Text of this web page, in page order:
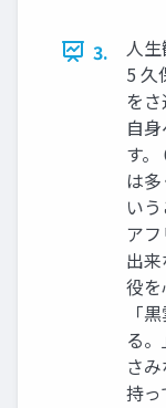
3.
人
5 久
を
自
す
は
い
ア
出
役
「
る
さ
持